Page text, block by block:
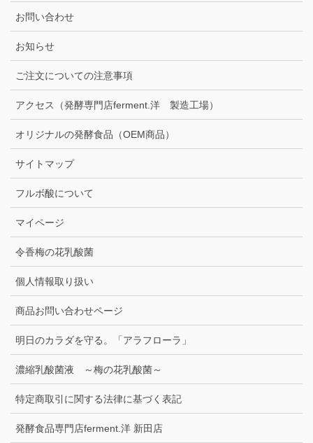
お問い合わせ
お知らせ
ご注文についての注意事項
アクセス（発酵専門店ferment.洋 製造工場）
オリジナルの発酵食品（OEM商品）
サイトマップ
フルボ酸について
マイページ
令香梅の花乳酸菌
個人情報取り扱い
商品お問い合わせページ
明日のカラダを守る。「アラフローラ」
濃縮乳酸菌液 ～梅の花乳酸菌～
特定商取引に関する法律に基づく表記
発酵食品専門店ferment.洋 新田店